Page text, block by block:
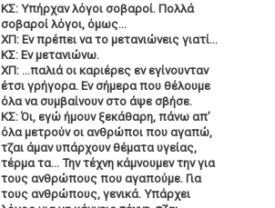
ΚΣ: Υπήρχαν λόγοι σοβαροί. Πολλά
σοβαροί λόγοι, όμως…
ΧΠ: Εν πρέπει να το μετανιώνεις γιατί…
ΚΣ: Εν μετανιώνω.
ΧΠ: …παλιά οι καριέρες εν εγίνουνταν
έτσι γρήγορα. Εν σήμερα που θέλουμε
όλα να συμβαίνουν στο άψε σβήσε.
ΚΣ: Όι, εγώ ήμουν ξεκάθαρη, πάνω απ’
όλα μετρούν οι ανθρώποι που αγαπώ,
τζαι άμαν υπάρχουν θέματα υγείας,
τέρμα τα… Την τέχνη κάμνουμεν την για
τους ανθρώπους που αγαπούμε. Για
τους ανθρώπους, γενικά. Υπάρχει